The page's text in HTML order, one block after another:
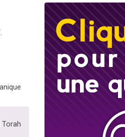
Torah